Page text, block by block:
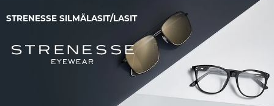
STRENESSE SILMÄLASIT/LASIT